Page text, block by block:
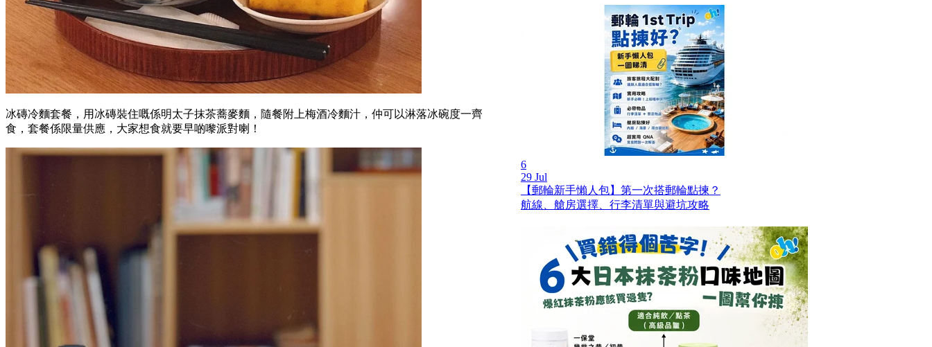
冰磚冷麵套餐，用冰磚裝住嘅係明太子抹茶蕎麥麵，隨餐附上梅酒冷麵汁，仲可以淋落冰碗度一齊
食，套餐係限量供應，大家想食就要早啲嚟派對喇！
6
29 Jul
【郵輪新手懶人包】第一次搭郵輪點揀？
航線、艙房選擇、行李清單與避坑攻略